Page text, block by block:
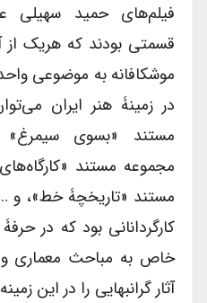
فیلم‌های حمید سهیلی
قسمتی بودند که هریک از
موشکافانه به موضوعی
در زمینۀ هنر ایران
مستند «بسوی سیمرغ»
مجموعه مستند
مستند «تاریخچۀ خط»، و
کارگردانانی بود که در
خاص به مباحث معماری و
آثار گرانبهایی را در این